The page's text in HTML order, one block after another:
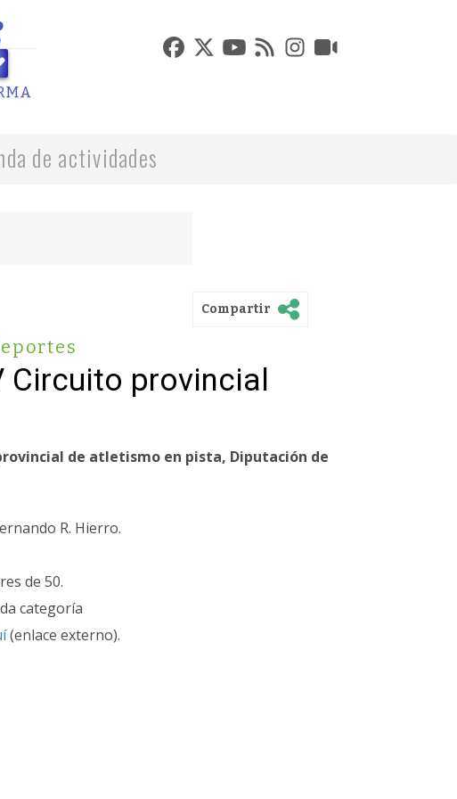
de actividades
Compartir
Circuito provincial
de atletismo en pista, Diputación de
R. Hierro.
de 50.
categoría
(enlace externo).